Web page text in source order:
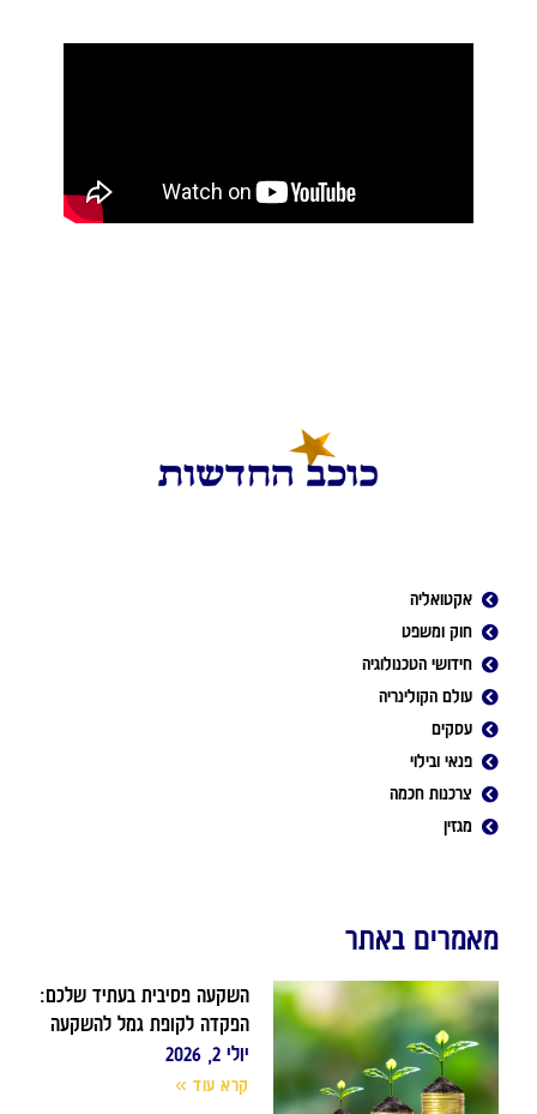
אקטואליה
חוק ומשפט
חידושי הטכנולוגיה
עולם הקולינריה
עסקים
פנאי ובילוי
צרכנות חכמה
מגזין
מאמרים באתר
השקעה פסיבית בעתיד שלכם:
הפקדה לקופת גמל להשקעה
יולי 2, 2026
קרא עוד »